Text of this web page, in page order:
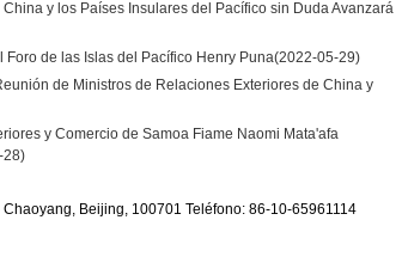
y los Países Insulares del Pacífico sin Duda Avanzará
de las Islas del Pacífico Henry Puna(2022-05-29)
de Ministros de Relaciones Exteriores de China y
y Comercio de Samoa Fiame Naomi Mata'afa
28)
Beijing, 100701 Teléfono: 86-10-65961114